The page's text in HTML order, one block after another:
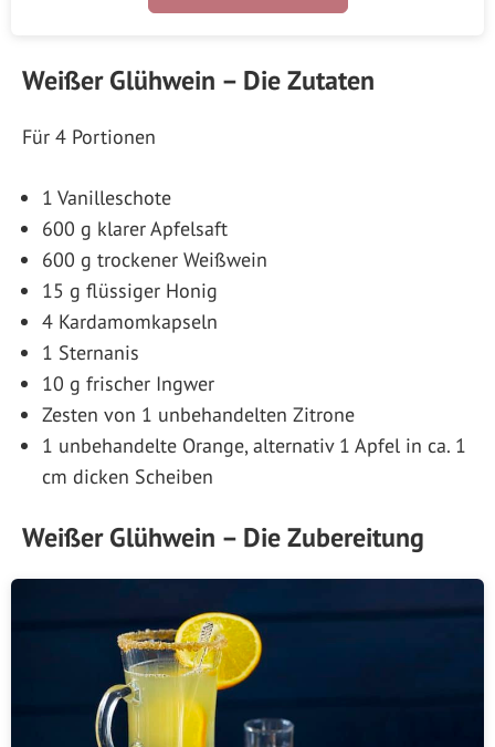
Weißer Glühwein – Die Zutaten
Für 4 Portionen
1 Vanilleschote
600 g klarer Apfelsaft
600 g trockener Weißwein
15 g flüssiger Honig
4 Kardamomkapseln
1 Sternanis
10 g frischer Ingwer
Zesten von 1 unbehandelten Zitrone
1 unbehandelte Orange, alternativ 1 Apfel in ca. 1
cm dicken Scheiben
Weißer Glühwein – Die Zubereitung